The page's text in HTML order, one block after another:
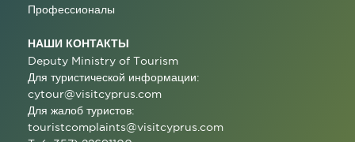
Профессионалы
НАШИ КОНТАКТЫ
Deputy Ministry of Tourism
Для туристической информации:
cytour@visitcyprus.com
Для жалоб туристов:
touristcomplaints@visitcyprus.com